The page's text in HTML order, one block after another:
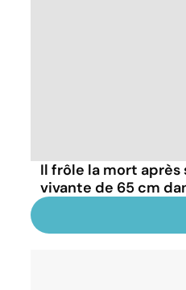
Il frôle la mort
vivante de 65 cm